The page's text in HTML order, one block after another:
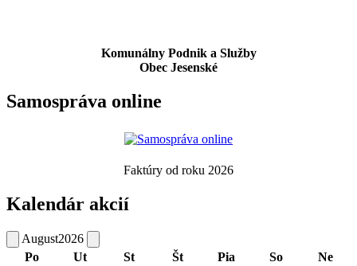
Komunálny Podnik a Služby
Obec Jesenské
Samospráva online
Faktúry od roku 2026
Kalendár akcií
August2026
Po
Ut St Št Pia So
Ne